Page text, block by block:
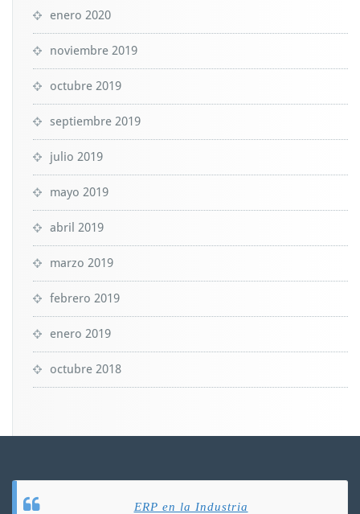
enero 2020
noviembre 2019
octubre 2019
septiembre 2019
julio 2019
mayo 2019
abril 2019
marzo 2019
febrero 2019
enero 2019
octubre 2018
ERP en la Industria